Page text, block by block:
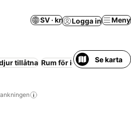
SV · kr Logga in Meny
tillåtna Rum för icke-rökare
Se karta